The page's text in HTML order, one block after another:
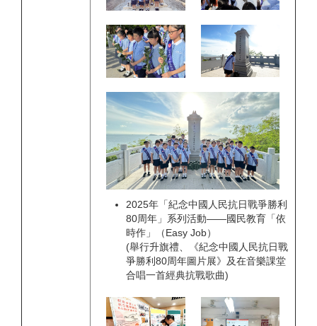
2025年「紀念中國人民抗日戰爭勝利
80周年」系列活動——國民教育「依
時作」（Easy Job）
(舉行升旗禮、《紀念中國人民抗日戰
爭勝利80周年圖片展》及在音樂課堂
合唱一首經典抗戰歌曲)